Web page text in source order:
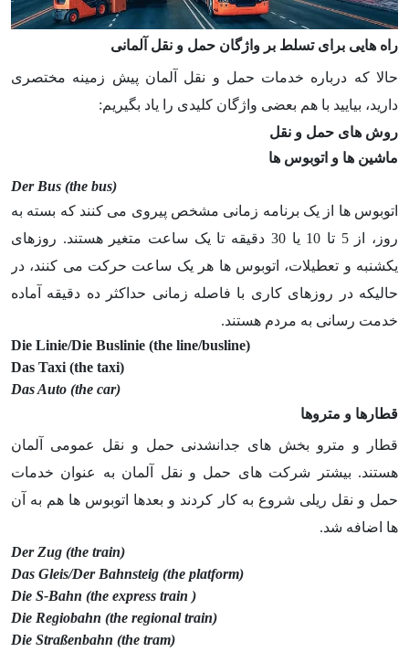
راه هایی برای تسلط بر واژگان حمل و نقل آلمانی
حالا که درباره خدمات حمل و نقل آلمان پیش زمینه مختصری
دارید، بیایید با هم بعضی واژگان کلیدی را یاد بگیریم:
روش های حمل و نقل
ماشین ها و اتوبوس ها
(Der Bus (the bus
اتوبوس ها از یک برنامه زمانی مشخص پیروی می کنند که بسته به
روز، از 5 تا 10 یا 30 دقیقه تا یک ساعت متغیر هستند. روزهای
یکشنبه و تعطیلات، اتوبوس ها هر یک ساعت حرکت می کنند، در
حالیکه در روزهای کاری با فاصله زمانی حداکثر ده دقیقه آماده
خدمت رسانی به مردم هستند.
(Die Linie/Die Buslinie (the line/busline
(Das Taxi (the taxi
(Das Auto (the car
قطارها و متروها
قطار و مترو بخش های جدانشدنی حمل و نقل عمومی آلمان
هستند. بیشتر شرکت های حمل و نقل آلمان به عنوان خدمات
حمل و نقل ریلی شروع به کار کردند و بعدها اتوبوس ها هم به آن
ها اضافه شد.
(Der Z
ug (the train
(Das Gleis/Der Bahnsteig (the platform
( Die S-Bahn (the express train
(Die Regiobahn (the regional train
(Die Straßenbahn (the tram